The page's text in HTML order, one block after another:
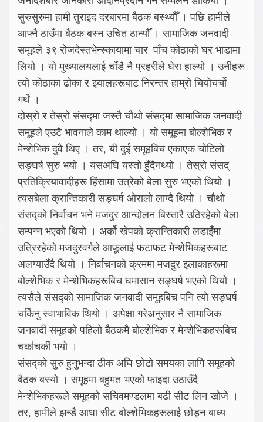
सुरुसुरुमा हामी तुराइद दरबारमा बैठक बस्थ्यौँ । पछि हामीले
आफ्नै ठाउँमा बैठक बस्न उचित ठान्यौँ । सामाजिक जनवादी
समूहले ३९ रोजदेस्तभेन्स्कायामा चार–पाँच कोठाको घर भाडामा
लियो । यो मुख्यालयलाई चाँडै नै प्रहरीले घेरा हाल्यो । उनीहरू
त्यो कोठाका ढोका र झ्यालहरूबाट निरन्तर हाम्रो चियोचर्चो
गर्थे ।
दोस्रो र तेस्रो संसद्मा जस्तै चौथो संसद्मा सामाजिक जनवादी
समूहले एउटै भावनाले काम थाल्यो । यो समूहमा बोल्शेभिक र
मेन्शेभिक दुवै थिए । तर, यी दुई समूहबिच एकाएक चोटिलो
सङ्घर्ष सुरु भयो । यसअघि यस्तो हुँदैनथ्यो । तेस्रो संसद्
प्रतिक्रियावादीहरू हिंसामा उत्रेको बेला सुरु भएको थियो ।
त्यसबेला क्रान्तिकारी सङ्घर्ष ओरालो लाग्दै थियो । चौथो
संसद्को निर्वाचन भने मजदुर आन्दोलन बिस्तारै उठिरहेको बेला
सम्पन्न भएको थियो । अर्को खेपको क्रान्तिकारी लडाइँमा
उत्रिरहेको मजदुरवर्गले आफूलाई फटाफट मेन्शेभिकहरूबाट
अलग्याउँदै थियो । निर्वाचनको क्रममा मजदुर इलाकाहरूमा
बोल्शेभिक र मेन्शेभिकहरूबिच घमासान सङ्घर्ष भएको थियो ।
त्यसैले संसद्को सामाजिक जनवादी समूहबिच पनि त्यो सङ्घर्ष
चर्किनु स्वाभाविक थियो । अपेक्षा गरेअनुसार नै सामाजिक
जनवादी समूहको पहिलो बैठकमै बोल्शेभिक र मेन्शेभिकहरूबिच
चर्काचर्की भयो ।
संसद्को सुरु हुनुभन्दा ठीक अघि छोटो समयका लागि समूहको
बैठक बस्यो । समूहमा बहुमत भएको फाइदा उठाउँदै
मेन्शेभिकहरूले समूहको सचिवमण्डलमा बढी सीट लिन खोजे ।
तर, हामीले झन्डै आधा सीट बोल्शेभिकहरूलाई छोड्न बाध्य